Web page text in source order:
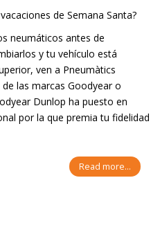
de Semana Santa?
neumáticos antes de
y tu vehículo está
ven a Pneumàtics
las marcas Goodyear o
Dunlop ha puesto en
por la que premia tu fidelidad
Read more...